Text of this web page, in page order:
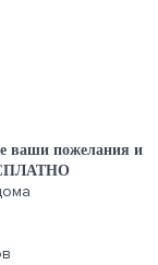
ваши пожелания и